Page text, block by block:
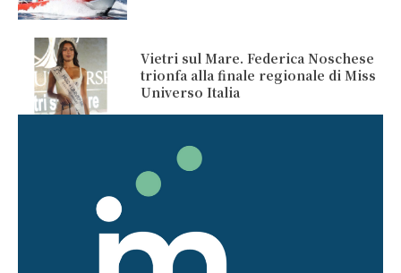
Vietri sul Mare. Federica Noschese
trionfa alla finale regionale di Miss
Universo Italia